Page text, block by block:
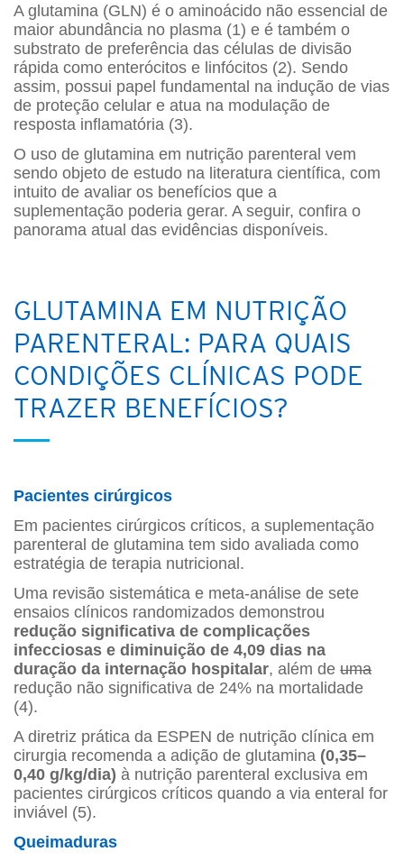
A glutamina (GLN) é o aminoácido não essencial de
maior abundância no plasma (1) e é também o
substrato de preferência das células de divisão
rápida como enterócitos e linfócitos (2). Sendo
assim, possui papel fundamental na indução de vias
de proteção celular e atua na modulação de
resposta inflamatória (3).
O uso de glutamina em nutrição parenteral vem
sendo objeto de estudo na literatura científica, com
intuito de avaliar os benefícios que a
suplementação poderia gerar. A seguir, confira o
panorama atual das evidências disponíveis.
GLUTAMINA EM NUTRIÇÃO
PARENTERAL: PARA QUAIS
CONDIÇÕES CLÍNICAS PODE
TRAZER BENEFÍCIOS?
Pacientes cirúrgicos
Em pacientes cirúrgicos críticos, a suplementação
parenteral de glutamina tem sido avaliada como
estratégia de terapia nutricional.
Uma revisão sistemática e meta-análise de sete
ensaios clínicos randomizados demonstrou
redução significativa de complicações
infecciosas e diminuição de 4,09 dias na
duração da internação hospitalar, além de uma
redução não significativa de 24% na mortalidade
(4).
A diretriz prática da ESPEN de nutrição clínica em
cirurgia recomenda a adição de glutamina (0,35–
0,40 g/kg/dia) à nutrição parenteral exclusiva em
pacientes cirúrgicos críticos quando a via enteral for
inviável (5).
Queimaduras